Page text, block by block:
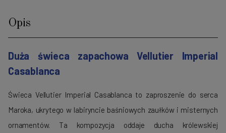
Opis
Duża świeca zapachowa Vellutier Imperial
Casablanca
Świeca Vellutier Imperial Casablanca to zaproszenie do serca
Maroka, ukrytego w labiryncie baśniowych zaułków i misternych
ornamentów. Ta kompozycja oddaje ducha królewskiej